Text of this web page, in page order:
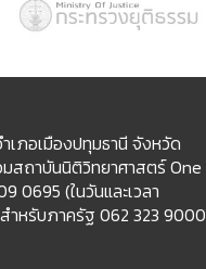
เภอเมืองปทุมธานี จังหวัด
สถาบันนิติวิทยาศาสตร์ One
0695 (ในวันและเวลา
ำหรับภาครัฐ 062 323 9000